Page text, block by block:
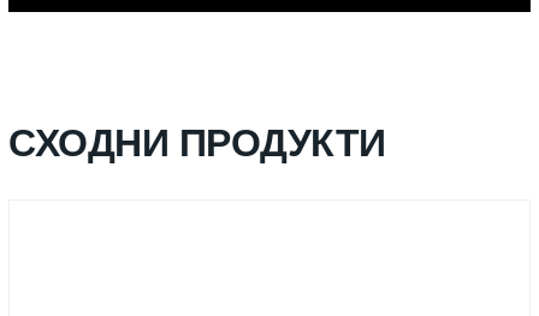
СХОДНИ ПРОДУКТИ